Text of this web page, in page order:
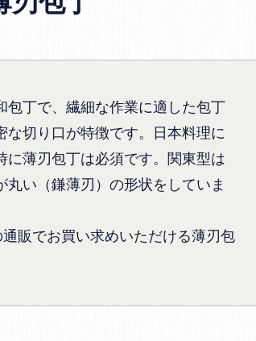
丁で、繊細な作業に適した包丁
切り口が特徴です。日本料理に
薄刃包丁は必須です。関東型は
い（鎌薄刃）の形状をしていま
通販でお買い求めいただける薄刃包